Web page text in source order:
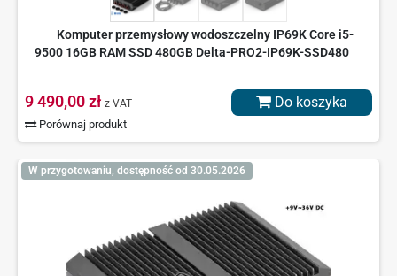
Komputer przemysłowy wodoszczelny IP69K Core i5-
9500 16GB RAM SSD 480GB Delta-PRO2-IP69K-SSD480
9 490,00 zł z VAT
Porównaj produkt
Do koszyka
W przygotowaniu, dostępność od 30.05.2026